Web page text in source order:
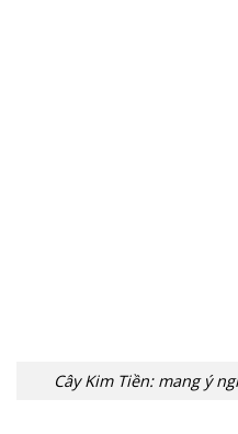
Cây Kim Tiền: mang ý